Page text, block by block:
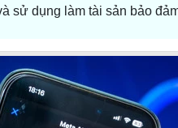
sử dụng làm tài sản bảo